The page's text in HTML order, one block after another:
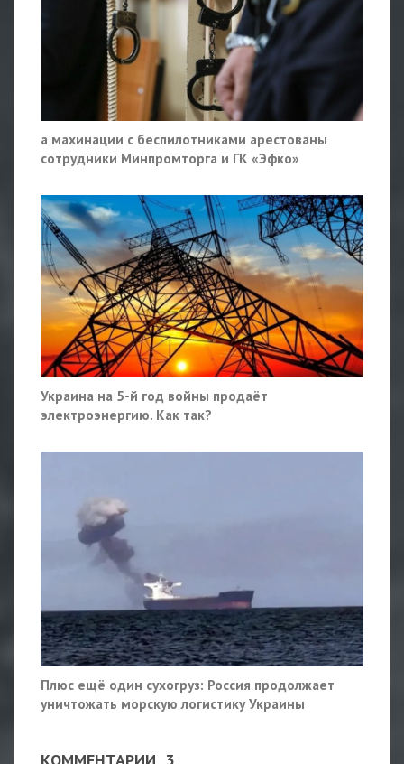
а махинации с беспилотниками арестованы
сотрудники Минпромторга и ГК «Эфко»
Украина на 5-й год войны продаёт
электроэнергию. Как так?
Плюс ещё один сухогруз: Россия продолжает
уничтожать морскую логистику Украины